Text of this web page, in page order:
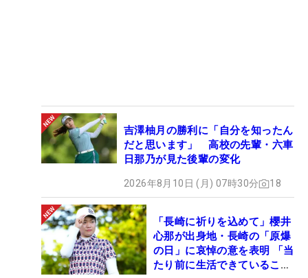
吉澤柚月の勝利に「自分を知ったん
だと思います」 高校の先輩・六車
日那乃が見た後輩の変化
2026年8月10日 (月) 07時30分 18
「長崎に祈りを込めて」櫻井
心那が出身地・長崎の「原爆
の日」に哀悼の意を表明 「当
たり前に生活できていること